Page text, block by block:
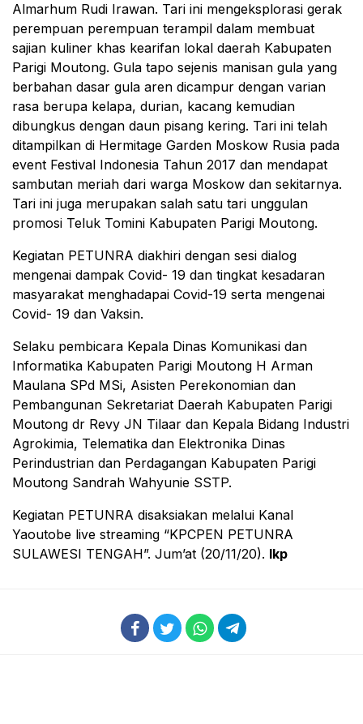
Almarhum Rudi Irawan. Tari ini mengeksplorasi gerak
perempuan perempuan terampil dalam membuat
sajian kuliner khas kearifan lokal daerah Kabupaten
Parigi Moutong. Gula tapo sejenis manisan gula yang
berbahan dasar gula aren dicampur dengan varian
rasa berupa kelapa, durian, kacang kemudian
dibungkus dengan daun pisang kering. Tari ini telah
ditampilkan di Hermitage Garden Moskow Rusia pada
event Festival Indonesia Tahun 2017 dan mendapat
sambutan meriah dari warga Moskow dan sekitarnya.
Tari ini juga merupakan salah satu tari unggulan
promosi Teluk Tomini Kabupaten Parigi Moutong.
Kegiatan PETUNRA diakhiri dengan sesi dialog
mengenai dampak Covid- 19 dan tingkat kesadaran
masyarakat menghadapai Covid-19 serta mengenai
Covid- 19 dan Vaksin.
Selaku pembicara Kepala Dinas Komunikasi dan
Informatika Kabupaten Parigi Moutong H Arman
Maulana SPd MSi, Asisten Perekonomian dan
Pembangunan Sekretariat Daerah Kabupaten Parigi
Moutong dr Revy JN Tilaar dan Kepala Bidang Industri
Agrokimia, Telematika dan Elektronika Dinas
Perindustrian dan Perdagangan Kabupaten Parigi
Moutong Sandrah Wahyunie SSTP.
Kegiatan PETUNRA disaksiakan melalui Kanal
Yaoutobe live streaming “KPCPEN PETUNRA
SULAWESI TENGAH”. Jum’at (20/11/20). Ikp